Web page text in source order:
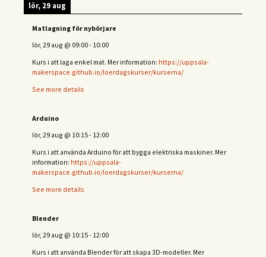
lör, 29 aug
Matlagning för nybörjare
lör, 29 aug @ 09:00- 10:00
Kurs i att laga enkel mat. Mer information: https://uppsala-
makerspace.github.io/loerdagskurser/kurserna/
See more details
Arduino
lör, 29 aug @ 10:15- 12:00
Kurs i att använda Arduino för att bygga elektriska maskiner. Mer
information: https://uppsala-
makerspace.github.io/loerdagskurser/kurserna/
See more details
Blender
lör, 29 aug @ 10:15- 12:00
Kurs i att använda Blender för att skapa 3D-modeller. Mer